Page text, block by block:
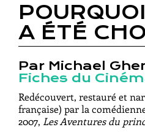
A ÉTÉ
Par Michael
Fiches du
Redécouvert, restauré et
française) par la
2007, Les Aventures du